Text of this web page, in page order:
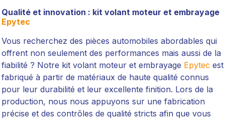
Qualité et innovation : kit volant moteur et embrayage
Epytec
Vous recherchez des pièces automobiles abordables qui
offrent non seulement des performances mais aussi de la
fiabilité ? Notre kit volant moteur et embrayage Epytec est
fabriqué à partir de matériaux de haute qualité connus
pour leur durabilité et leur excellente finition. Lors de la
production, nous nous appuyons sur une fabrication
précise et des contrôles de qualité stricts afin que vous